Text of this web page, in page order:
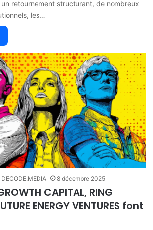
retournement structurant, de nombreux
les…
8 décembre 2025
CAPITAL, RING
ENERGY VENTURES font